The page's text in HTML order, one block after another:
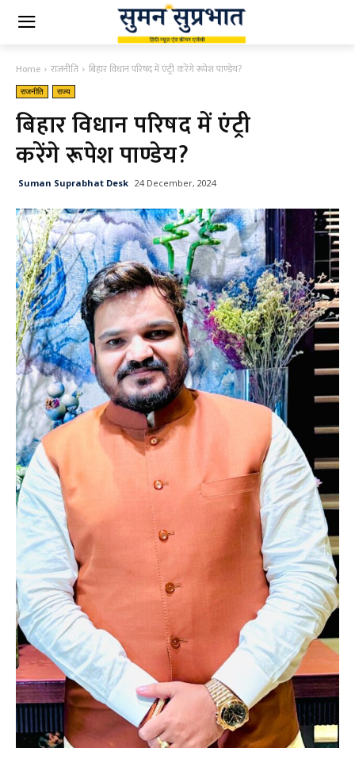
Home राजनीति बिहार विधान परिषद में एंट्री करेंगे रूपेश पाण्डेय?
राजनीति राज्य
बिहार विधान परिषद में एंट्री
करेंगे रूपेश पाण्डेय?
Suman Suprabhat Desk 24 December, 2024